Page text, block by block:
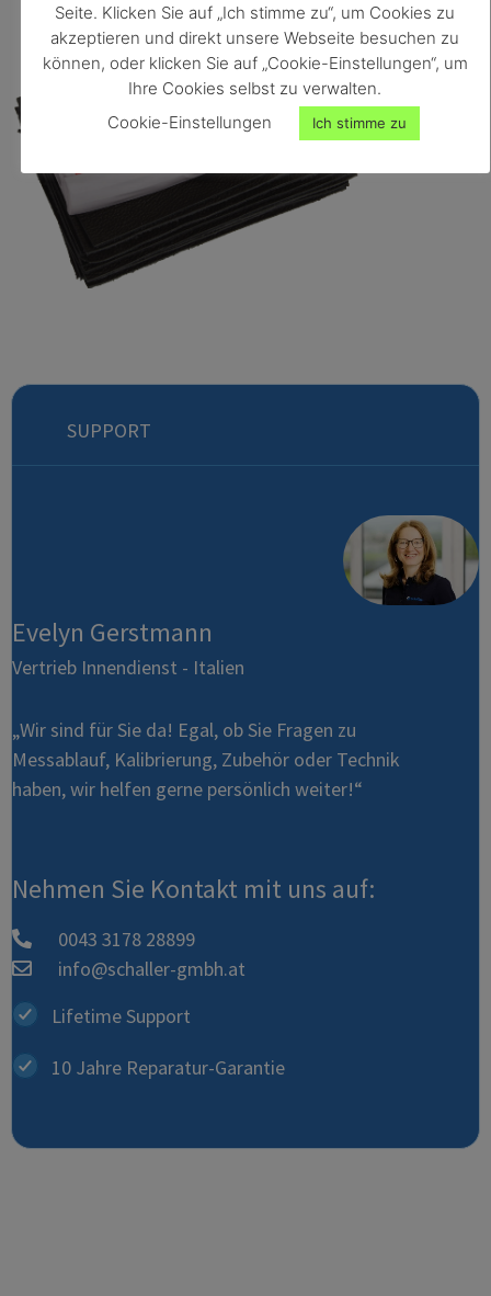
SUPPORT
Evelyn Gerstmann
Vertrieb Innendienst - Italien
„Wir sind für Sie da! Egal, ob Sie Fragen zu
Messablauf, Kalibrierung, Zubehör oder Technik
haben, wir helfen gerne persönlich weiter!“
Nehmen Sie Kontakt mit uns auf:
0043 3178 28899
info@schaller-gmbh.at
Lifetime Support
10 Jahre Reparatur-Garantie
Seite. Klicken Sie auf „Ich stimme zu“, um Cookies zu
akzeptieren und direkt unsere Webseite besuchen zu
können, oder klicken Sie auf „Cookie-Einstellungen“, um
Ihre Cookies selbst zu verwalten.
Cookie-Einstellungen
Ich stimme zu